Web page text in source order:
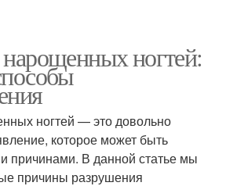
ногтей:
ногтей — это довольно
которое может быть
причинами. В данной статье мы
причины разрушения